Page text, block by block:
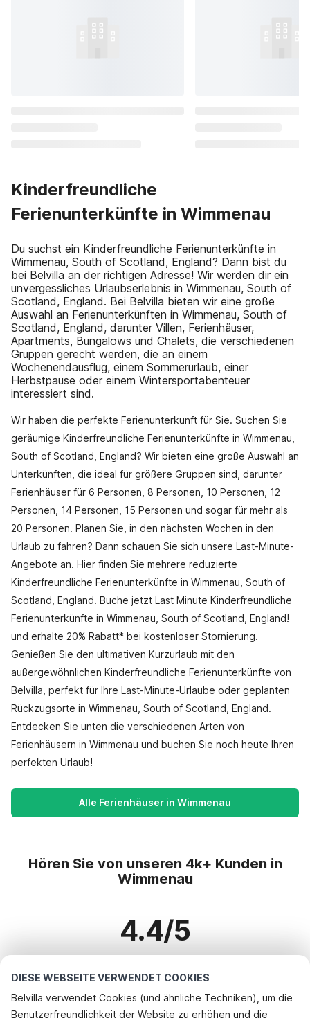
DIESE WEBSEITE VERWENDET COOKIES
Belvilla verwendet Cookies (und ähnliche Techniken), um die
Benutzerfreundlichkeit der Website zu erhöhen und die
Kinderfreundliche
Ferienunterkünfte in Wimmenau
Du suchst ein Kinderfreundliche Ferienunterkünfte in
Wimmenau, South of Scotland, England? Dann bist du
bei Belvilla an der richtigen Adresse! Wir werden dir ein
unvergessliches Urlaubserlebnis in Wimmenau, South of
Scotland, England. Bei Belvilla bieten wir eine große
Auswahl an Ferienunterkünften in Wimmenau, South of
Scotland, England, darunter Villen, Ferienhäuser,
Apartments, Bungalows und Chalets, die verschiedenen
Gruppen gerecht werden, die an einem
Wochenendausflug, einem Sommerurlaub, einer
Herbstpause oder einem Wintersportabenteuer
interessiert sind.
Wir haben die perfekte Ferienunterkunft für Sie. Suchen Sie
geräumige Kinderfreundliche Ferienunterkünfte in Wimmenau,
South of Scotland, England? Wir bieten eine große Auswahl an
Unterkünften, die ideal für größere Gruppen sind, darunter
Ferienhäuser für 6 Personen, 8 Personen, 10 Personen, 12
Personen, 14 Personen, 15 Personen und sogar für mehr als
20 Personen. Planen Sie, in den nächsten Wochen in den
Urlaub zu fahren? Dann schauen Sie sich unsere Last-Minute-
Angebote an. Hier finden Sie mehrere reduzierte
Kinderfreundliche Ferienunterkünfte in Wimmenau, South of
Scotland, England. Buche jetzt Last Minute Kinderfreundliche
Ferienunterkünfte in Wimmenau, South of Scotland, England!
und erhalte 20% Rabatt* bei kostenloser Stornierung.
Genießen Sie den ultimativen Kurzurlaub mit den
außergewöhnlichen Kinderfreundliche Ferienunterkünfte von
Belvilla, perfekt für Ihre Last-Minute-Urlaube oder geplanten
Rückzugsorte in Wimmenau, South of Scotland, England.
Entdecken Sie unten die verschiedenen Arten von
Ferienhäusern in Wimmenau und buchen Sie noch heute Ihren
perfekten Urlaub!
Alle Ferienhäuser in Wimmenau
Hören Sie von unseren 4k+ Kunden in
Wimmenau
4.4/5
Beliebteste Reiseziele für Urlaub